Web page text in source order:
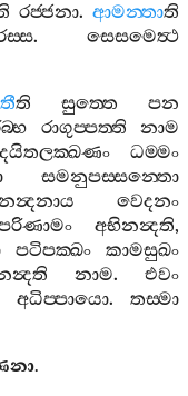
රජ‍්ජනා.ආමන‍්තාති
. සෙසමෙත්‍ථ
ති සුත‍්තෙ
පන
රාගුප‍්පත‍්ති
නාම
ධම‍්මං
සමනුපස‍්සන‍්තො
වෙදනං
අභිනන්‍දති,
පටිපක‍්ඛං
කාමසුඛං
නාම. එවං
අධිප‍්පායො. තස‍්මා
.